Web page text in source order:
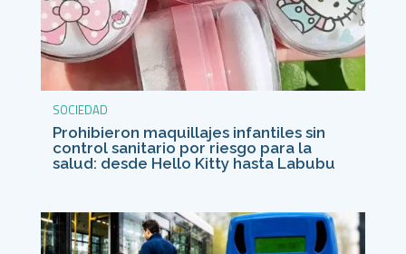
SOCIEDAD
Prohibieron maquillajes infantiles sin
control sanitario por riesgo para la
salud: desde Hello Kitty hasta Labubu